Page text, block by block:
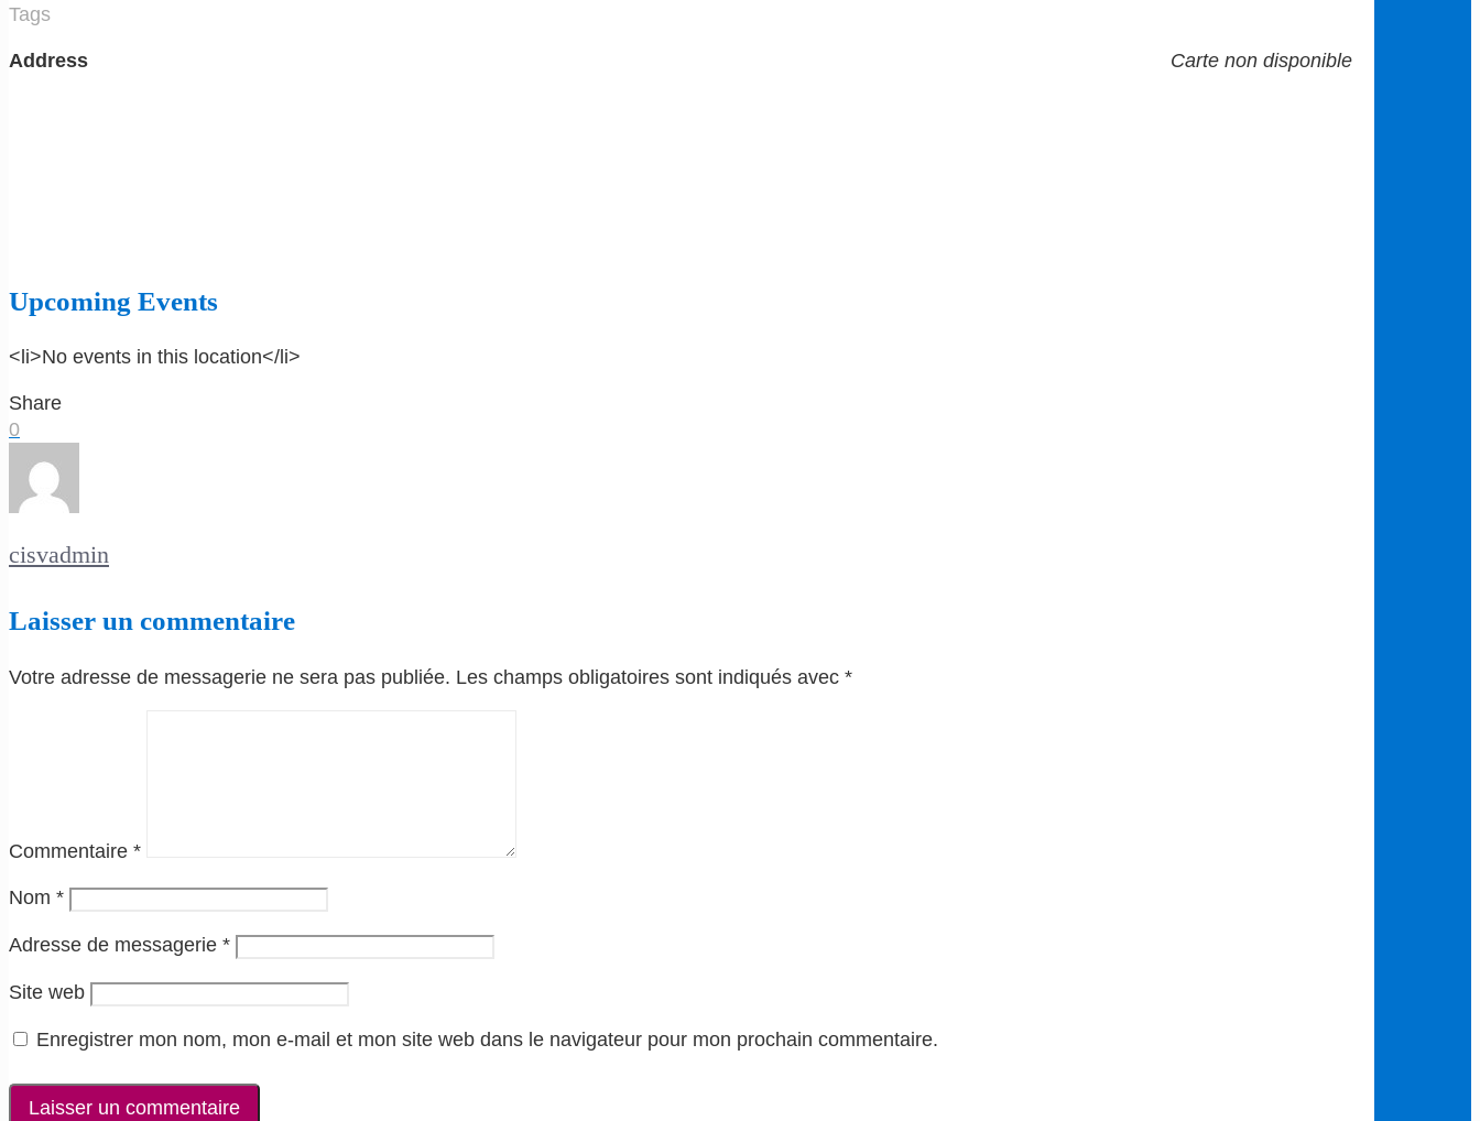
Tags
Carte non disponible
Address
Upcoming Events
<li>No events in this location</li>
Share
0
cisvadmin
Laisser un commentaire
Votre adresse de messagerie ne sera pas publiée. Les champs obligatoires sont indiqués avec *
Commentaire *
Nom *
Adresse de messagerie *
Site web
Enregistrer mon nom, mon e-mail et mon site web dans le navigateur pour mon prochain commentaire.